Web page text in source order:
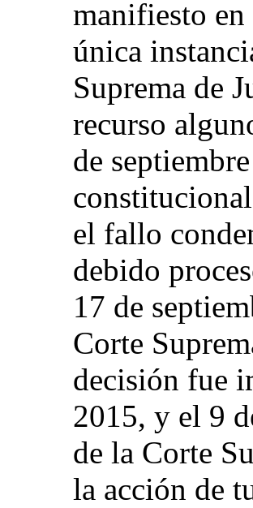
manifiesto en
única
Suprema de
recurso
de
el fallo
debido
17 de
Corte
decisión fue
2015, y el 9
de la Corte
la acción de